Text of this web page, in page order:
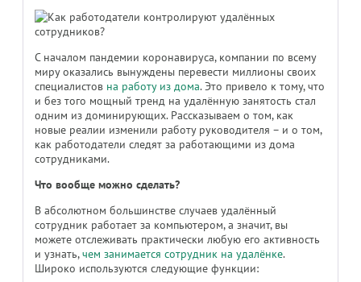
С началом пандемии коронавируса, компании по всему
миру оказались вынуждены перевести миллионы своих
специалистов на работу из дома. Это привело к тому, что
и без того мощный тренд на удалённую занятость стал
одним из доминирующих. Рассказываем о том, как
новые реалии изменили работу руководителя – и о том,
как работодатели следят за работающими из дома
сотрудниками.
Что вообще можно сделать?
В абсолютном большинстве случаев удалённый
сотрудник работает за компьютером, а значит, вы
можете отслеживать практически любую его активность
и узнать,чем занимается сотрудник на удалёнке.
Широко используются следующие функции: